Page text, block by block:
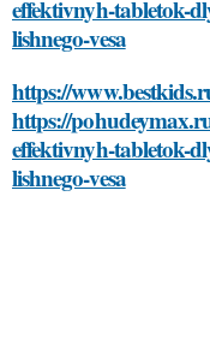
effektivnyh-tabletok-
lishnego-vesa
https://
https://
effektivnyh-tabletok-
lishnego-vesa